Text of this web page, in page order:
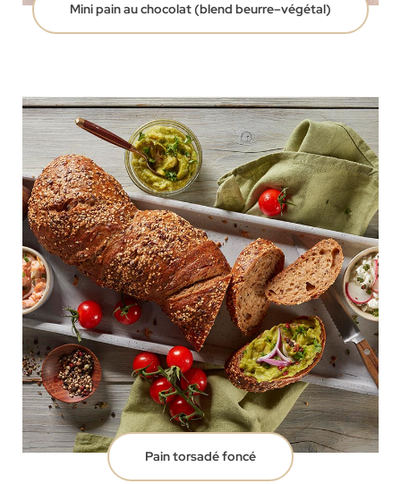
Mini pain au chocolat (blend beurre–végétal)
Pain torsadé foncé